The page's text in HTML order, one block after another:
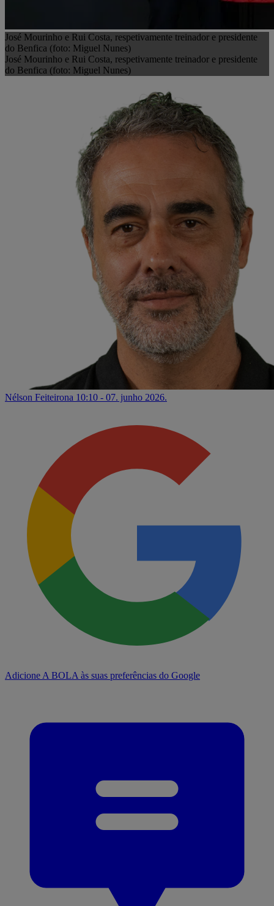
José Mourinho e Rui Costa, respetivamente treinador e presidente
do Benfica (foto: Miguel Nunes)
José Mourinho e Rui Costa, respetivamente treinador e presidente
do Benfica (foto: Miguel Nunes)
Nélson Feiteirona 10:10 - 07. junho 2026.
Adicione A BOLA às suas preferências do Google